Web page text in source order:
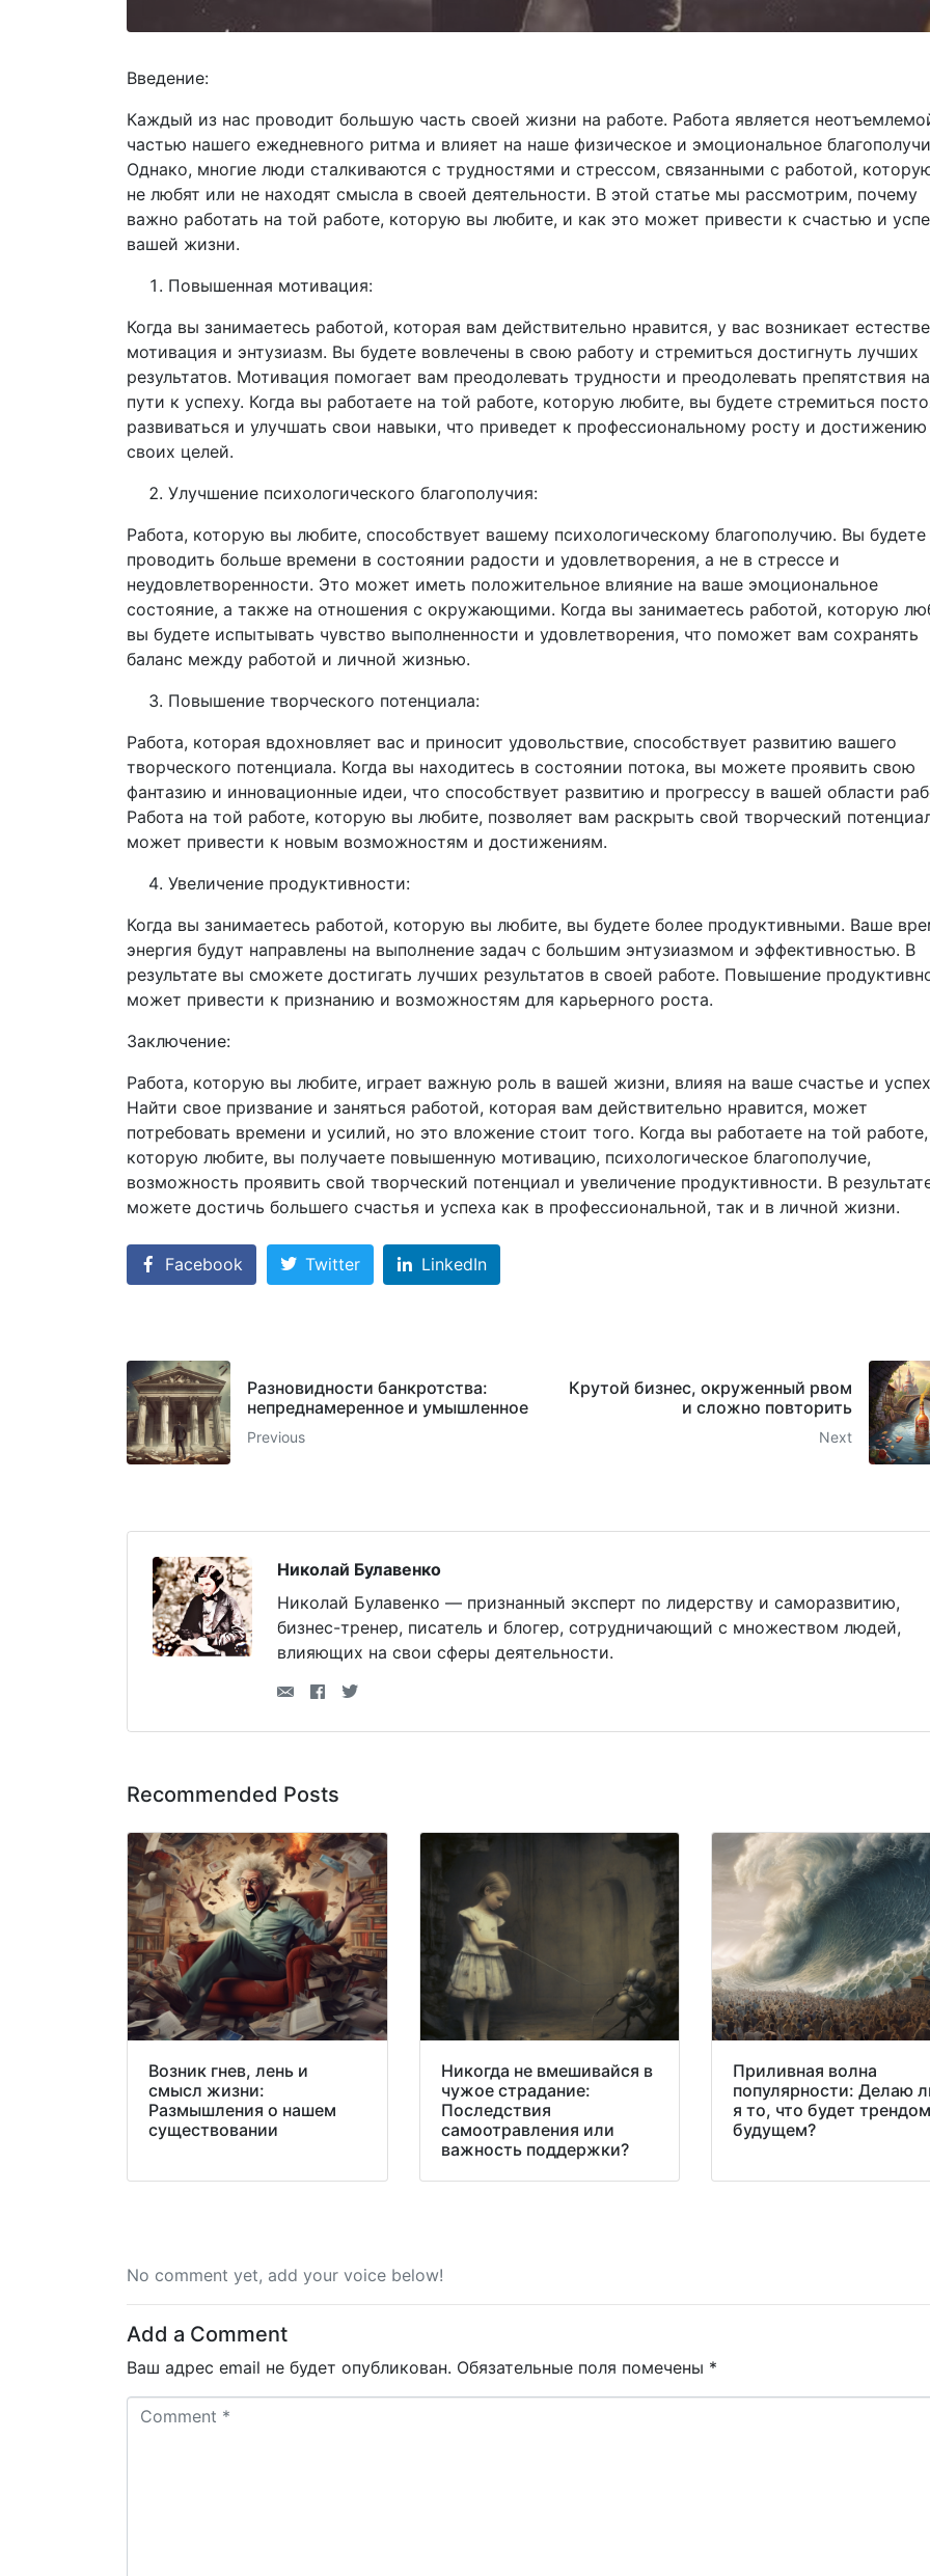
Введение:
Каждый из нас проводит большую часть своей жизни на работе. Работа является
частью нашего ежедневного ритма и влияет на наше физическое и эмоциональное
Однако, многие люди сталкиваются с трудностями и стрессом, связанными с работой,
не любят или не находят смысла в своей деятельности. В этой статье мы рассмотрим, почему
важно работать на той работе, которую вы любите, и как это может привести к счастью и
вашей жизни.
Повышенная мотивация:
Когда вы занимаетесь работой, которая вам действительно нравится, у вас возникает
мотивация и энтузиазм. Вы будете вовлечены в свою работу и стремиться достигнуть лучших
результатов. Мотивация помогает вам преодолевать трудности и преодолевать препятствия на
пути к успеху. Когда вы работаете на той работе, которую любите, вы будете стремиться
развиваться и улучшать свои навыки, что приведет к профессиональному росту и достижению
своих целей.
Улучшение психологического благополучия:
Работа, которую вы любите, способствует вашему психологическому благополучию. Вы будете
проводить больше времени в состоянии радости и удовлетворения, а не в стрессе и
неудовлетворенности. Это может иметь положительное влияние на ваше эмоциональное
состояние, а также на отношения с окружающими. Когда вы занимаетесь работой, которую
вы будете испытывать чувство выполненности и удовлетворения, что поможет вам сохранять
баланс между работой и личной жизнью.
Повышение творческого потенциала:
Работа, которая вдохновляет вас и приносит удовольствие, способствует развитию вашего
творческого потенциала. Когда вы находитесь в состоянии потока, вы можете проявить свою
фантазию и инновационные идеи, что способствует развитию и прогрессу в вашей области
Работа на той работе, которую вы любите, позволяет вам раскрыть свой творческий
может привести к новым возможностям и достижениям.
Увеличение продуктивности:
Когда вы занимаетесь работой, которую вы любите, вы будете более продуктивными. Ваше
энергия будут направлены на выполнение задач с большим энтузиазмом и эффективностью. В
результате вы сможете достигать лучших результатов в своей работе. Повышение
может привести к признанию и возможностям для карьерного роста.
Заключение:
Работа, которую вы любите, играет важную роль в вашей жизни, влияя на ваше счастье и
Найти свое призвание и заняться работой, которая вам действительно нравится, может
потребовать времени и усилий, но это вложение стоит того. Когда вы работаете на той работе,
которую любите, вы получаете повышенную мотивацию, психологическое благополучие,
возможность проявить свой творческий потенциал и увеличение продуктивности. В
можете достичь большего счастья и успеха как в профессиональной, так и в личной жизни.
Facebook Twitter LinkedIn
Разновидности банкротства:
непреднамеренное и умышленное
Previous
Крутой бизнес, окруженный рвом
и сложно повторить
Next
Николай Булавенко
Николай Булавенко — признанный эксперт по лидерству и саморазвитию,
бизнес-тренер, писатель и блогер, сотрудничающий с множеством людей,
влияющих на свои сферы деятельности.
Recommended Posts
Возник гнев, лень и
смысл жизни:
Размышления о нашем
существовании
Никогда не вмешивайся в
чужое страдание:
Последствия
самоотравления или
важность поддержки?
Приливная волна
популярности: Делаю
я то, что будет
будущем?
No comment yet, add your voice below!
Add a Comment
Ваш адрес email не будет опубликован. Обязательные поля помечены *